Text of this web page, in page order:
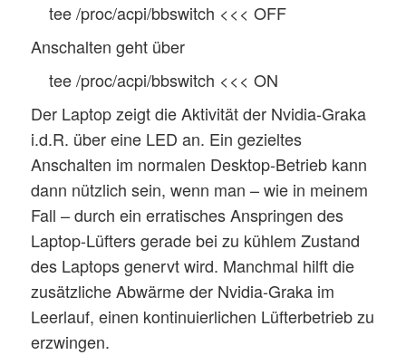
tee /proc/acpi/bbswitch <<< OFF
Anschalten geht über
tee /proc/acpi/bbswitch <<< ON
Der Laptop zeigt die Aktivität der Nvidia-Graka
i.d.R. über eine LED an. Ein gezieltes
Anschalten im normalen Desktop-Betrieb kann
dann nützlich sein, wenn man – wie in meinem
Fall – durch ein erratisches Anspringen des
Laptop-Lüfters gerade bei zu kühlem Zustand
des Laptops genervt wird. Manchmal hilft die
zusätzliche Abwärme der Nvidia-Graka im
Leerlauf, einen kontinuierlichen Lüfterbetrieb zu
erzwingen.